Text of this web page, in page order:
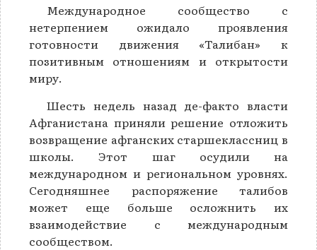
Международное сообщество с
нетерпением ожидало проявления
готовности движения «Талибан» к
позитивным отношениям и открытости
миру.
Шесть недель назад де-факто власти
Афганистана приняли решение отложить
возвращение афганских старшеклассниц в
школы. Этот шаг осудили на
международном и региональном уровнях.
Сегодняшнее распоряжение талибов
может еще больше осложнить их
взаимодействие с международным
сообществом.